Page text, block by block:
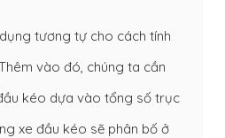
tương tự cho cách tính
vào đó, chúng ta cần
kéo dựa vào tổng số trục
xe đầu kéo sẽ phân bố ở